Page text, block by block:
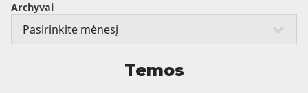
Archyvai
Temos